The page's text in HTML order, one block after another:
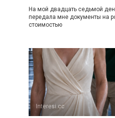
На мой двадцать седьмой
передала мне документы на
стоимостью
Interesi.cc